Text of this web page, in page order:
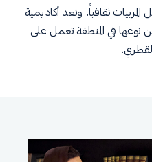
ثقافياً. وتعد أكاديمية
نوعها في المنطقة تعمل على